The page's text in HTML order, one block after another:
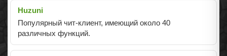
Huzuni
Популярный чит-клиент, имеющий около 40
различных функций.